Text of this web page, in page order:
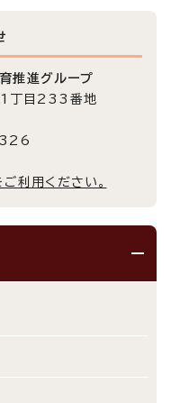
推進グループ
丁目233番地
利用ください。